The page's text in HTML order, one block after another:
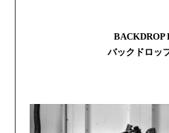
BACKDROP
バックドロッ